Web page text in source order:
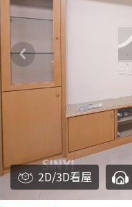
2D/3D看屋